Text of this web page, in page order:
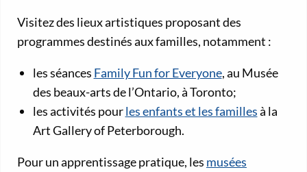
Visitez des lieux artistiques proposant des
programmes destinés aux familles, notamment :
les séances Family Fun for Everyone, au Musée
des beaux-arts de l’Ontario, à Toronto;
les activités pourles enfants et les famillesà la
Art Gallery of Peterborough.
Pour un apprentissage pratique, les musées